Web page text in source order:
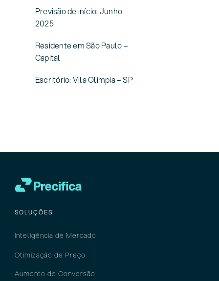
Previsão de início: Junho
2025
Residente em São Paulo –
Capital
Escritório: Vila Olimpia – SP
SOLUÇÕES
Inteligência de Mercado
Otimização de Preço
Aumento de Conversão